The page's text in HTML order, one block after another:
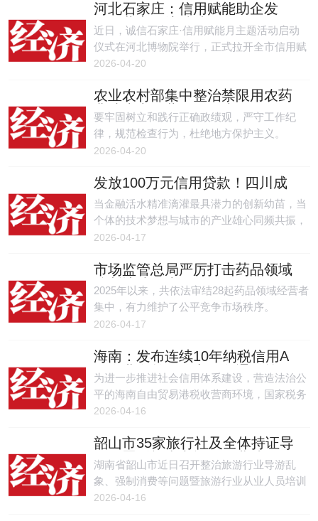
打造信用交通建设的青岛样板，为青岛市交通
运输行业高质量发展注入更强的信用动力。
河北石家庄：信用赋能助企发
展，营商环境持续优化
近日，诚信石家庄·信用赋能月主题活动启动
仪式在河北博物院举行，正式拉开全市信用赋
能助企、优化营商环境的系列活动序幕。
2026-04-20
农业农村部集中整治禁限用农药
非法生产经营使用行为
要牢固树立和践行正确政绩观，严守工作纪
律，规范检查行为，杜绝地方保护主义。
2026-04-20
发放100万元信用贷款！四川成
都首笔OPC贷款助力“单人成军”
当金融活水精准滴灌最具潜力的创新幼苗，当
个体的技术梦想与城市的产业雄心同频共振，
成都打造人工智能OPC创新发展新高地的愿
城市获得成军的力量，共同绘就人工智能新时
代的成都创新图景。
2026-04-17
市场监管总局严厉打击药品领域
垄断违法行为
2025年以来，共依法审结28起药品领域经营者
集中，有力维护了公平竞争市场秩序。
2026-04-17
海南：发布连续10年纳税信用A
级企业名单，将享绿色通道等激
励措施
为进一步推进社会信用体系建设，营造法治公
平的海南自由贸易港税收营商环境，国家税务
总局海南省税务局近日正式发布通告，公布
单。
2026-04-16
韶山市35家旅行社及全体持证导
游签署《韶山市旅游行业诚信经
营承诺书》
湖南省韶山市近日召开整治旅游行业导游乱
象、强制消费等问题暨旅游行业从业人员培训
工作会议，该市35家旅行社及全体持证导游全
2026-04-16